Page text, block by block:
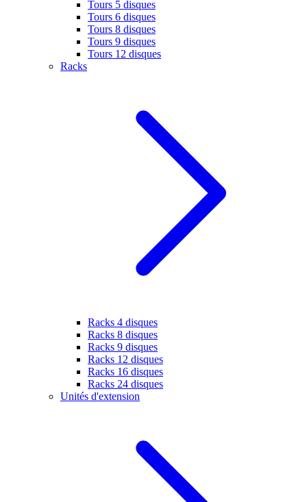
Tours 5 disques
Tours 6 disques
Tours 8 disques
Tours 9 disques
Tours 12 disques
Racks
Racks 4 disques
Racks 8 disques
Racks 9 disques
Racks 12 disques
Racks 16 disques
Racks 24 disques
Unités d'extension